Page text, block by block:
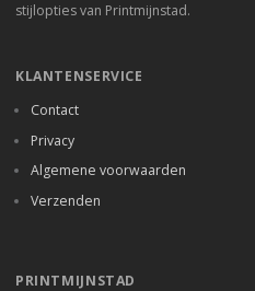
stijlopties van Printmijnstad.
KLANTENSERVICE
Contact
Privacy
Algemene voorwaarden
Verzenden
PRINTMIJNSTAD